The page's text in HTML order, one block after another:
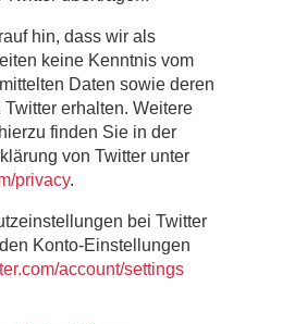
hin, dass wir als
keine Kenntnis vom
Daten sowie deren
Twitter erhalten. Weitere
finden Sie in der
von Twitter unter
privacy.
bei Twitter
Konto-Einstellungen
account/settings